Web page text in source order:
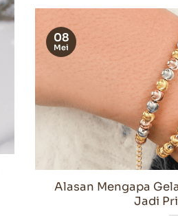
Alasan Mengapa
Jadi
08
Mei